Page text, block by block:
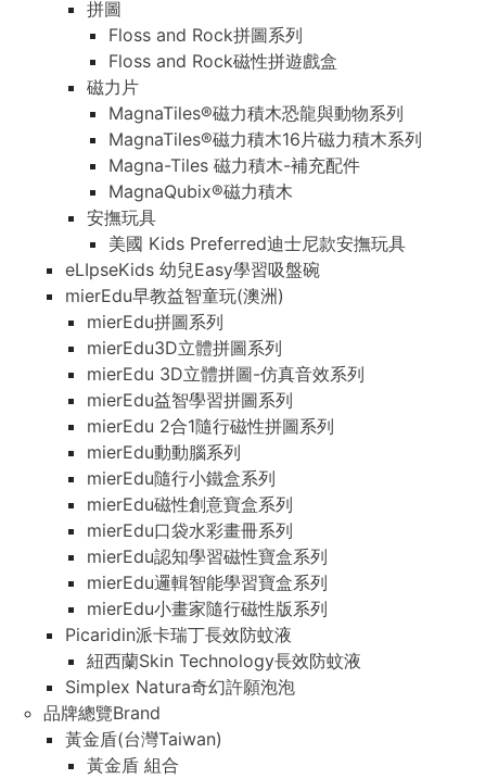
拼圖
Floss and Rock拼圖系列
Floss and Rock磁性拼遊戲盒
磁力片
MagnaTiles®磁力積木恐龍與動物系列
MagnaTiles®磁力積木16片磁力積木系列
Magna-Tiles 磁力積木-補充配件
MagnaQubix®磁力積木
安撫玩具
美國 Kids Preferred迪士尼款安撫玩具
eLIpseKids 幼兒Easy學習吸盤碗
mierEdu早教益智童玩(澳洲)
mierEdu拼圖系列
mierEdu3D立體拼圖系列
mierEdu 3D立體拼圖-仿真音效系列
mierEdu益智學習拼圖系列
mierEdu 2合1隨行磁性拼圖系列
mierEdu動動腦系列
mierEdu隨行小鐵盒系列
mierEdu磁性創意寶盒系列
mierEdu口袋水彩畫冊系列
mierEdu認知學習磁性寶盒系列
mierEdu邏輯智能學習寶盒系列
mierEdu小畫家隨行磁性版系列
Picaridin派卡瑞丁長效防蚊液
紐西蘭Skin Technology長效防蚊液
Simplex Natura奇幻許願泡泡
品牌總覽Brand
黃金盾(台灣Taiwan)
黃金盾 組合